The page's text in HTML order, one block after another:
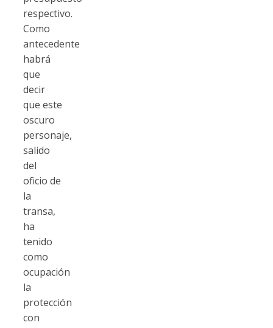
respectivo.
Como
antecedente
habrá
que
decir
que este
oscuro
personaje,
salido
del
oficio de
la
transa,
ha
tenido
como
ocupación
la
protección
con